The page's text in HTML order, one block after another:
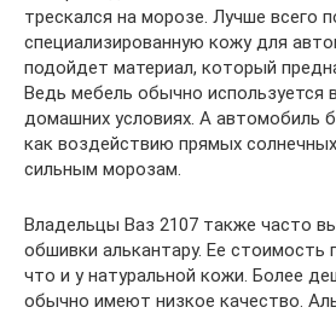
трескался на морозе. Лучше всего
специализированную кожу для
подойдет материал, который
Ведь мебель обычно используется
домашних условиях. А автомобиль
как воздействию прямых
сильным морозам.
Владельцы Ваз 2107 также часто
обшивки алькантару. Ее стоимость
что и у натуральной кожи. Более
обычно имеют низкое качество.